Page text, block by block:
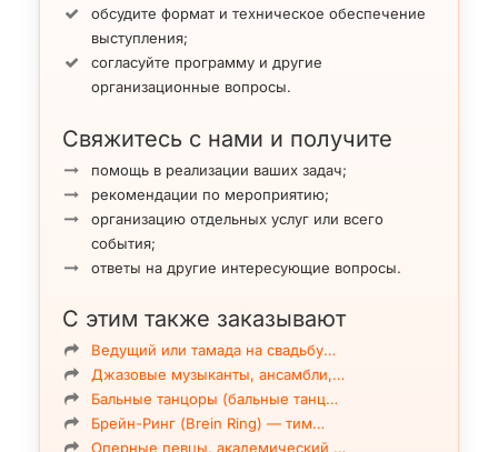
обсудите формат и техническое обеспечение
выступления;
согласуйте программу и другие
организационные вопросы.
Свяжитесь с нами и получите
помощь в реализации ваших задач;
рекомендации по мероприятию;
организацию отдельных услуг или всего
события;
ответы на другие интересующие вопросы.
С этим также заказывают
Ведущий или тамада на свадьбу…
Джазовые музыканты, ансамбли,…
Бальные танцоры (бальные танц…
Брейн-Ринг (Brein Ring) — тим…
Оперные певцы, академический …